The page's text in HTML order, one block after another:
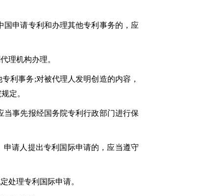
申请专利和办理其他专利事务的，应
理机构办理。
事务;对被代理人发明创造的内容，
定。
事先报经国务院专利行政部门进行保
请人提出专利国际申请的，应当遵守
理专利国际申请。